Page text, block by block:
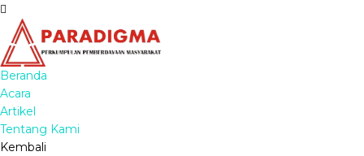
Beranda
Acara
Artikel
Tentang Kami
Kembali